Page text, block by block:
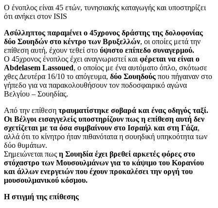
Ο ένοπλος είναι 45 ετών, τυνησιακής καταγωγής και υποστηρίζει
ότι ανήκει στον ISIS
Ασύλληπτος παραμένει ο 45χρονος δράστης της δολοφονίας
δύο Σουηδών στο κέντρο των Βρυξελλών, οι οποίες μετά την
επίθεση αυτή, έχουν τεθεί στο ύψιστο επίπεδο συναγερμού.
Ο 45χρονος ένοπλος έχει αναγνωριστεί και φέρεται να είναι ο
Abdelasem Lassoued, ο οποίος με ένα αυτόματο όπλο, σκότωσε
χθες Δευτέρα 16/10 το απόγευμα, δύο Σουηδούς που πήγαιναν στο
γήπεδο για να παρακολουθήσουν τον ποδοσφαιρικό αγώνα
Βελγίου – Σουηδίας.
Από την επίθεση τραυματίστηκε σοβαρά και ένας οδηγός ταξί.
Οι Βέλγοι εισαγγελείς υποστηρίζουν πως η επίθεση αυτή δεν
σχετίζεται με τα όσα συμβαίνουν στο Ισραήλ και στη Γάζα,
αλλά ότι το κίνητρο ήταν πιθανότατα η σουηδική υπηκοότητα των
δύο θυμάτων.
Σημειώνεται πως η Σουηδία έχει βρεθεί αρκετές φόρες στο
στόχαστρο των Μουσουλμάνων για το κάψιμο του Κορανίου
και άλλων ενεργειών που έχουν προκαλέσει την οργή του
μουσουλμανικού κόσμου.
Η στιγμή της επίθεσης